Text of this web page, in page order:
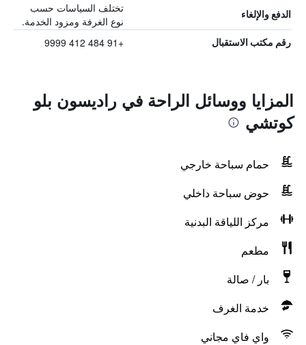
الدفع والإلغاء
تختلف السياسات حسب
نوع الغرفة ومزود الخدمة.
رقم مكتب الاستقبال +91 484 412 9999
المزايا ووسائل الراحة في راديسون بلو
كوتشي
حمام سباحة خارجي
حوض سباحة داخلي
مركز اللياقة البدنية
مطعم
بار / صالة
خدمة الغرف
واي فاي مجاني